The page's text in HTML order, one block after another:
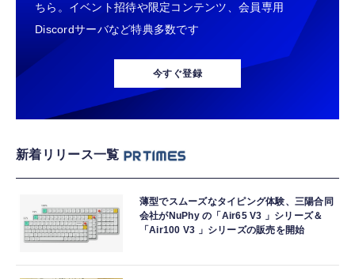
ちら。イベント招待や限定コンテンツ、会員専用
Discordサーバなど特典多数です
今すぐ登録
新着リリース一覧
薄型でスムーズなタイピング体験、三陽合同
会社がNuPhy の「Air65 V3 」シリーズ＆
「Air100 V3 」シリーズの販売を開始